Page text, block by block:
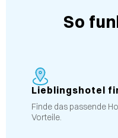
So
Lieblingshotel
Finde das passende
Vorteile.